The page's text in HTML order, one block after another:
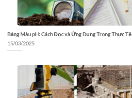
Bảng Màu pH: Cách Đọc và Ứng Dụng Trong Thực Tế
15/03/2025